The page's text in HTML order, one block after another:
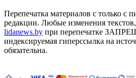
Перепечатка материалов c только с
редакции. Любые изменения
lidanews.by при перепечатке
индексируемая гиперссылка на
обязательна.